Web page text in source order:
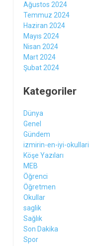
Ağustos 2024
Temmuz 2024
Haziran 2024
Mayıs 2024
Nisan 2024
Mart 2024
Şubat 2024
Kategoriler
Dünya
Genel
Gündem
izmirin-en-iyi-okullari
Köşe Yazıları
MEB
Öğrenci
Öğretmen
Okullar
saglik
Sağlık
Son Dakika
Spor